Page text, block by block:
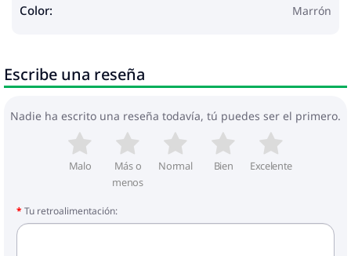
Color: Marrón
Escribe una reseña
Nadie ha escrito una reseña todavía, tú puedes ser el primero.
Malo
Más o
menos
Normal Bien Excelente
Tu retroalimentación: